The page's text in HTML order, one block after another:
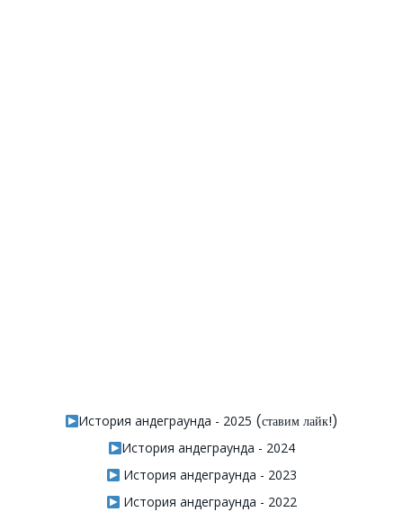
История андеграунда - 2025 (ставим лайк!)
История андеграунда - 2024
История андеграунда - 2023
История андеграунда - 2022